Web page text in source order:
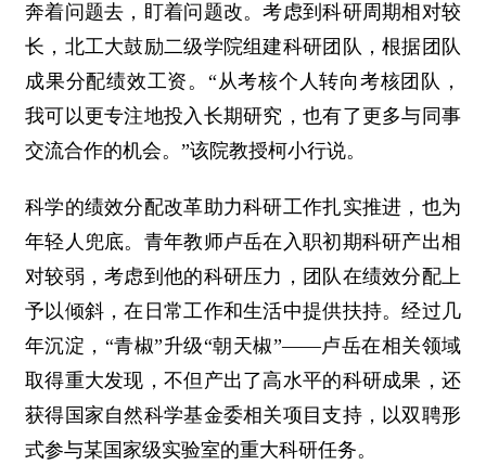
奔着问题去，盯着问题改。考虑到科研周期相对较
长，北工大鼓励二级学院组建科研团队，根据团队
成果分配绩效工资。“从考核个人转向考核团队，
我可以更专注地投入长期研究，也有了更多与同事
交流合作的机会。”该院教授柯小行说。
科学的绩效分配改革助力科研工作扎实推进，也为
年轻人兜底。青年教师卢岳在入职初期科研产出相
对较弱，考虑到他的科研压力，团队在绩效分配上
予以倾斜，在日常工作和生活中提供扶持。经过几
年沉淀，“青椒”升级“朝天椒”——卢岳在相关领域
取得重大发现，不但产出了高水平的科研成果，还
获得国家自然科学基金委相关项目支持，以双聘形
式参与某国家级实验室的重大科研任务。